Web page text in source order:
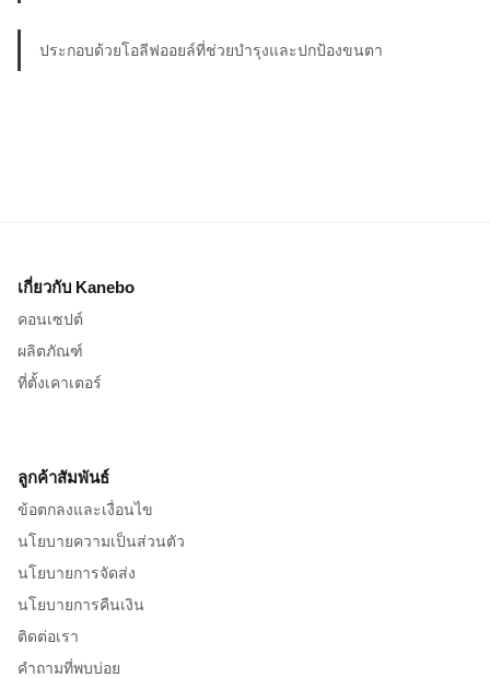
ประกอบด้วยโอลีฟออยล์ที่ช่วยบำรุงและปกป้องขนตา
เกี่ยวกับ Kanebo
คอนเซปต์
ผลิตภัณฑ์
ที่ตั้งเคาเตอร์
ลูกค้าสัมพันธ์
ข้อตกลงและเงื่อนไข
นโยบายความเป็นส่วนตัว
นโยบายการจัดส่ง
นโยบายการคืนเงิน
ติดต่อเรา
คำถามที่พบบ่อย